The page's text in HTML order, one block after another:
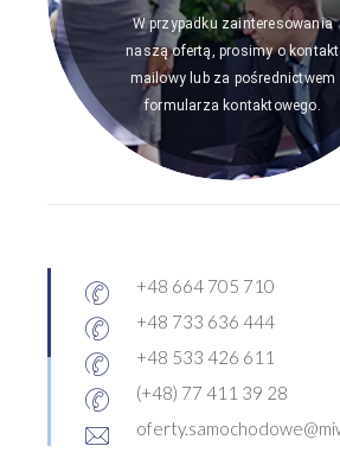
W przypadku zainteresowania
naszą ofertą, prosimy o kontakt
mailowy lub za pośrednictwem
formularza kontaktowego.
+48 664 705 710
+48 733 636 444
+48 533 426 611
(+48) 77 411 39 28